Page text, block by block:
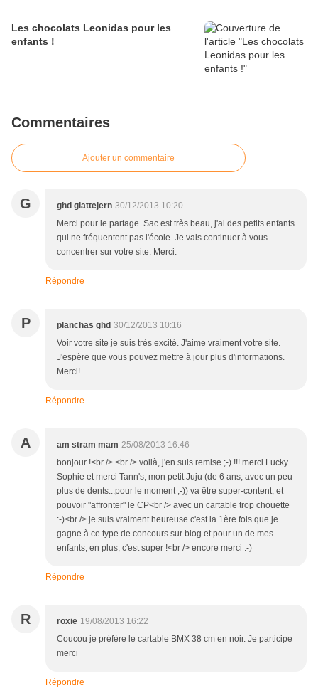
Les chocolats Leonidas pour les
enfants !
Commentaires
Ajouter un commentaire
G ghd glattejern 30/12/2013 10:20
Merci pour le partage. Sac est très beau, j'ai des petits enfants
qui ne fréquentent pas l'école. Je vais continuer à vous
concentrer sur votre site. Merci.
Répondre
P planchas ghd 30/12/2013 10:16
Voir votre site je suis très excité. J'aime vraiment votre site.
J'espère que vous pouvez mettre à jour plus d'informations.
Merci!
Répondre
A am stram mam 25/08/2013 16:46
bonjour !<br /> <br /> voilà, j'en suis remise ;-) !!! merci Lucky
Sophie et merci Tann's, mon petit Juju (de 6 ans, avec un peu
plus de dents...pour le moment ;-)) va être super-content, et
pouvoir "affronter" le CP<br /> avec un cartable trop chouette
:-)<br /> je suis vraiment heureuse c'est la 1ère fois que je
gagne à ce type de concours sur blog et pour un de mes
enfants, en plus, c'est super !<br /> encore merci :-)
Répondre
R roxie 19/08/2013 16:22
Coucou je préfère le cartable BMX 38 cm en noir. Je participe
merci
Répondre